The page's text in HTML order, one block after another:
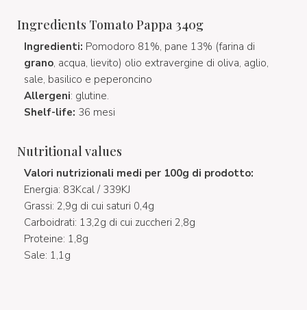
Ingredients Tomato Pappa 340g
Ingredienti: Pomodoro 81%, pane 13% (farina di
grano, acqua, lievito) olio extravergine di oliva, aglio,
sale, basilico e peperoncino
Allergeni: glutine.
Shelf-life: 36 mesi
Nutritional values
Valori nutrizionali medi per 100g di prodotto:
Energia: 83Kcal / 339KJ
Grassi: 2,9g di cui saturi 0,4g
Carboidrati: 13,2g di cui zuccheri 2,8g
Proteine: 1,8g
Sale: 1,1g